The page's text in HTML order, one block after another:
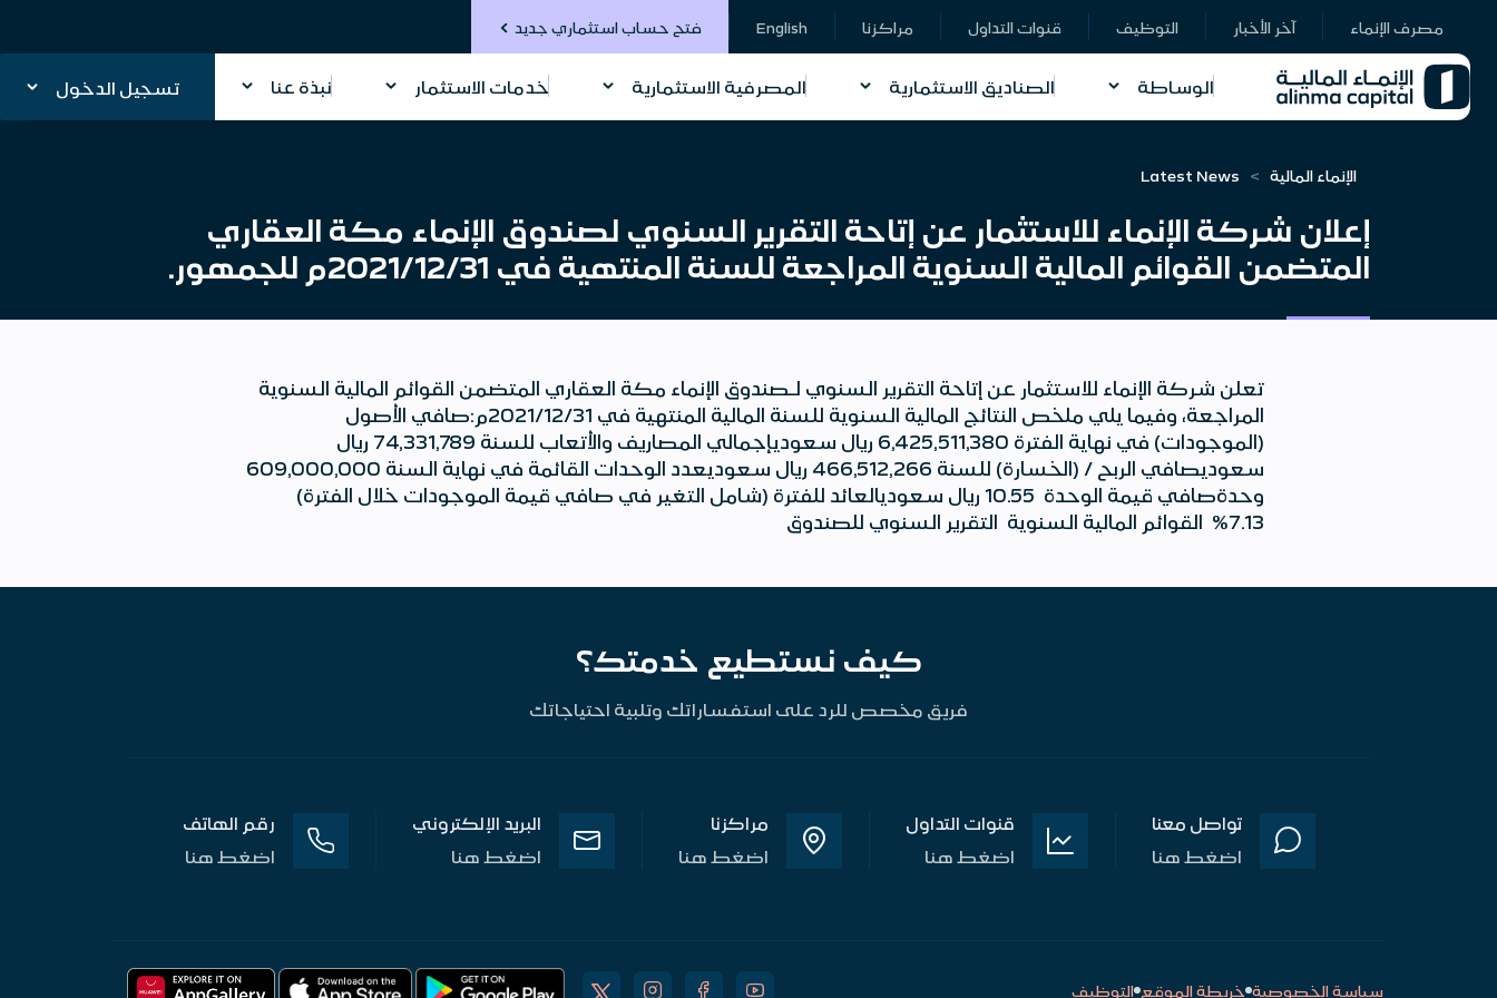
مصرف الإنماء آخر الأخبار التوظيف قنوات التداول مراكزنا English فتح حساب استثماري جديد
الوساطة الصناديق الاستثمارية المصرفية الاستثمارية خدمات الاستثمار نبذة عنا تسجيل الدخول
الإنماء المالية Latest News
إعلان شركة الإنماء للاستثمار عن إتاحة التقرير السنوي لصندوق الإنماء مكة العقاري
المتضمن القوائم المالية السنوية المراجعة للسنة المنتهية في 2021/12/31م للجمهور.
تعلن شركة الإنماء للاستثمار عن إتاحة التقرير السنوي لـصندوق الإنماء مكة العقاري المتضمن القوائم المالية السنوية
المراجعة، وفيما يلي ملخص النتائج المالية السنوية للسنة المالية المنتهية في 2021/12/31م:صافي الأصول
(الموجودات) في نهاية الفترة 6,425,511,380 ريال سعوديإجمالي المصاريف والأتعاب للسنة 74,331,789 ريال
سعوديصافي الربح / (الخسارة) للسنة 466,512,266 ريال سعوديعدد الوحدات القائمة في نهاية السنة 609,000,000
وحدةصافي قيمة الوحدة 10.55 ريال سعوديالعائد للفترة (شامل التغير في صافي قيمة الموجودات خلال الفترة)
7.13% القوائم المالية السنوية التقرير السنوي للصندوق
كيف نستطيع خدمتك؟
فريق مخصص للرد على استفساراتك وتلبية احتياجاتك
تواصل معنا
اضغط هنا
قنوات التداول
اضغط هنا
مراكزنا
اضغط هنا
البريد الإلكتروني
اضغط هنا
رقم الهاتف
اضغط هنا
سياسة الخصوصية خريطة الموقع التوظيف